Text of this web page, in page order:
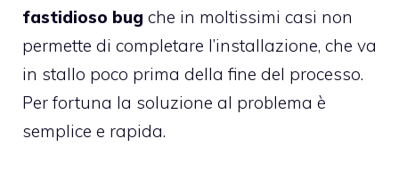
fastidioso bug che in moltissimi casi non
permette di completare l’installazione, che va
in stallo poco prima della fine del processo.
Per fortuna la soluzione al problema è
semplice e rapida.